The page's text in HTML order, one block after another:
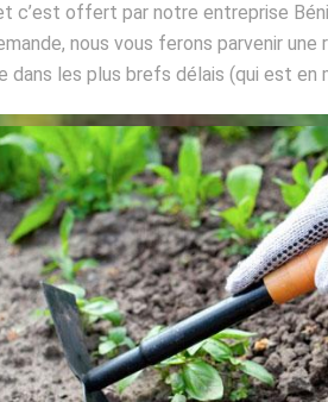
c’est offert par notre entreprise
nous vous ferons parvenir une
dans les plus brefs délais (qui est en